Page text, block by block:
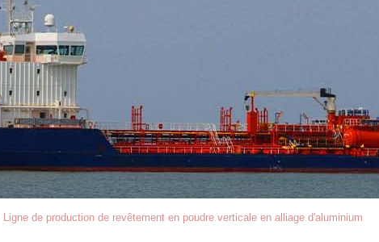
Ligne de production de revêtement en poudre verticale en alliage d'aluminium